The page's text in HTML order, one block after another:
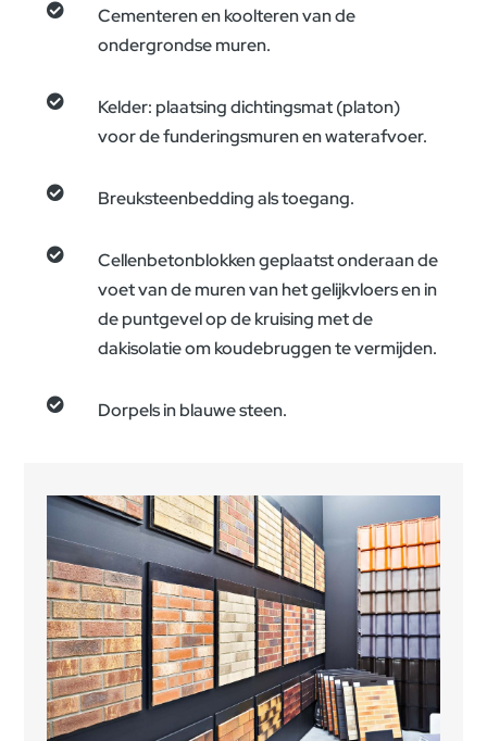

Cementeren en koolteren van de
ondergrondse muren.

Kelder: plaatsing dichtingsmat (platon)
voor de funderingsmuren en waterafvoer.
 Breuksteenbedding als toegang.

Cellenbetonblokken geplaatst onderaan de
voet van de muren van het gelijkvloers en in
de puntgevel op de kruising met de
dakisolatie om koudebruggen te vermijden.
 Dorpels in blauwe steen.